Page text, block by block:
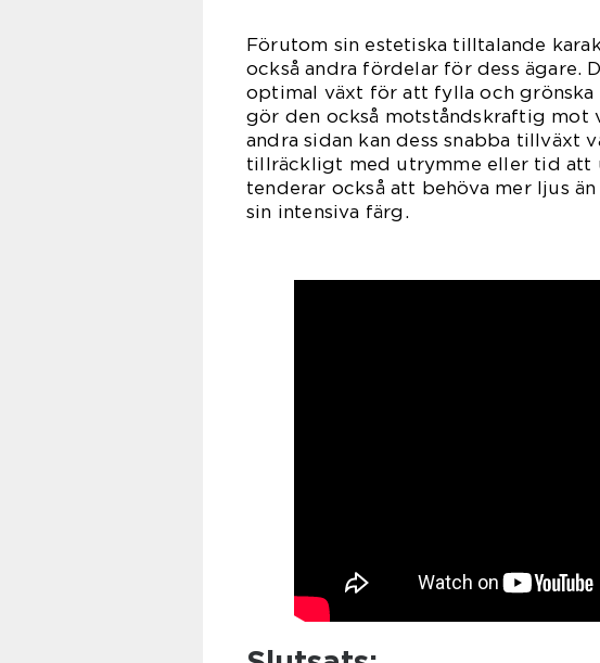
Förutom sin estetiska tilltalande
också andra fördelar för dess ägare.
optimal växt för att fylla och grönska
gör den också motståndskraftig mot
andra sidan kan dess snabba tillväxt
tillräckligt med utrymme eller tid att
tenderar också att behöva mer ljus
sin intensiva färg.